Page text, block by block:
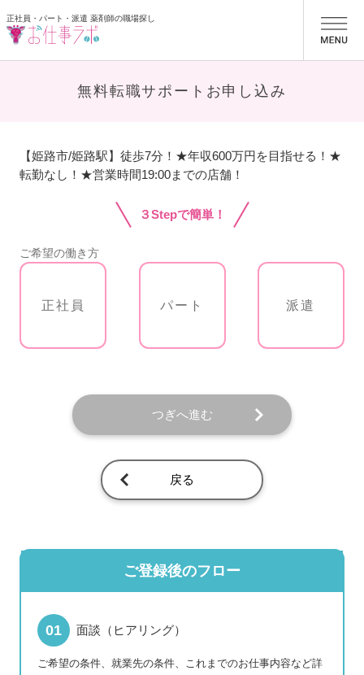
正社員・パート・派遣 薬剤師の職場探し
無料転職サポートお申し込み
【姫路市/姫路駅】徒歩7分！★年収600万円を目指せる！★
転勤なし！★営業時間19:00までの店舗！
３Stepで簡単！
ご希望の働き方
正社員 パート 派遣
つぎへ進む
戻る
ご登録後のフロー
面談（ヒアリング）
ご希望の条件、就業先の条件、これまでのお仕事内容など詳